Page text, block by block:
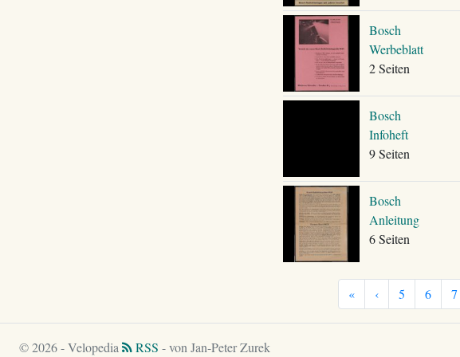
Bosch
Werbeblatt
2 Seiten
Bosch
Infoheft
9 Seiten
Bosch
Anleitung
6 Seiten
« ‹ 5 6 7
© 2026 - Velopedia RSS - von Jan-Peter Zurek